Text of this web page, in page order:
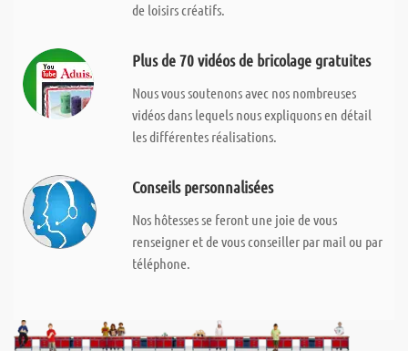
de loisirs créatifs.
Plus de 70 vidéos de bricolage gratuites
Nous vous soutenons avec nos nombreuses
vidéos dans lequels nous expliquons en détail
les différentes réalisations.
Conseils personnalisées
Nos hôtesses se feront une joie de vous
renseigner et de vous conseiller par mail ou par
téléphone.